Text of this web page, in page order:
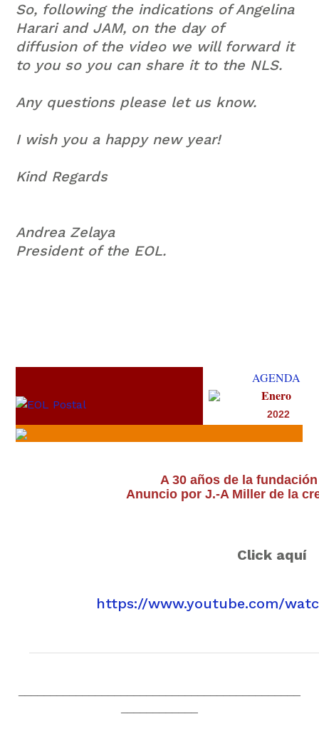
So, following the indications of Angelina
Harari and JAM, on the day of
diffusion of the video we will forward it
to you so you can share it to the NLS.
Any questions please let us know.
I wish you a happy new year!
Kind Regards
Andrea Zelaya
President of the EOL.
AGENDA
Enero
2022
A 30 años de la
Anuncio por J.-A Miller de la
Click aquí
https://www.youtube.com/